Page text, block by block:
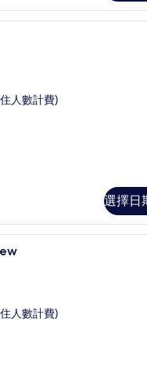
高級寢具、客房內
人數計費)
選擇日
高級寢具、客房內
人數計費)